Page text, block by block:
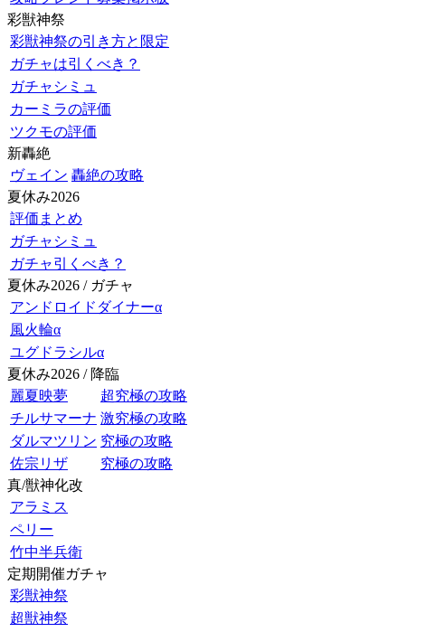
彩獣神祭
彩獣神祭の引き方と限定
ガチャは引くべき？
ガチャシミュ
カーミラの評価
ツクモの評価
新轟絶
ヴェイン 轟絶の攻略
夏休み2026
評価まとめ
ガチャシミュ
ガチャ引くべき？
夏休み2026 / ガチャ
アンドロイドダイナーα
風火輪α
ユグドラシルα
夏休み2026 / 降臨
麗夏映夢
超究極の攻略
チルサマーナ 激究極の攻略
ダルマツリン 究極の攻略
佐宗リザ
究極の攻略
真/獣神化改
アラミス
ペリー
竹中半兵衛
定期開催ガチャ
彩獣神祭
超獣神祭